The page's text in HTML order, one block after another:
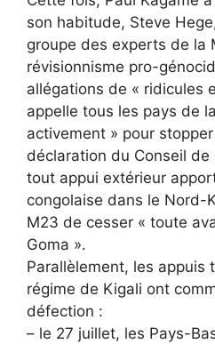
son habitude, Steve
groupe des experts de la
révisionnisme pro-
allégations de « ridicules
appelle tous les pays de
activement » pour
déclaration du Conseil
tout appui extérieur
congolaise dans le Nord-
M23 de cesser « toute
Goma ».
Parallèlement, les appuis
régime de Kigali ont
défection :
– le 27 juillet, les Pays-